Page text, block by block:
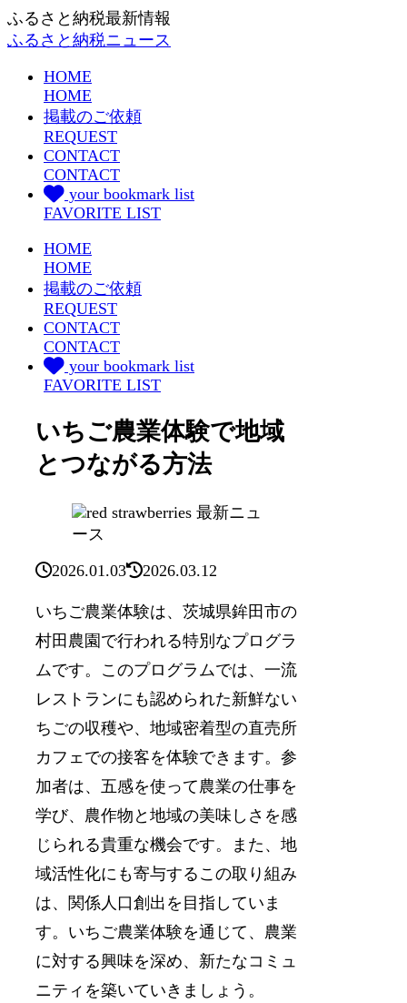
ふるさと納税最新情報
ふるさと納税ニュース
HOME
HOME
掲載のご依頼
REQUEST
CONTACT
CONTACT
your bookmark list
FAVORITE LIST
HOME
HOME
掲載のご依頼
REQUEST
CONTACT
CONTACT
your bookmark list
FAVORITE LIST
いちご農業体験で地域
とつながる方法
最新ニュ
ース
2026.01.03
2026.03.12
いちご農業体験は、茨城県鉾田市の
村田農園で行われる特別なプログラ
ムです。このプログラムでは、一流
レストランにも認められた新鮮ない
ちごの収穫や、地域密着型の直売所
カフェでの接客を体験できます。参
加者は、五感を使って農業の仕事を
学び、農作物と地域の美味しさを感
じられる貴重な機会です。また、地
域活性化にも寄与するこの取り組み
は、関係人口創出を目指していま
す。いちご農業体験を通じて、農業
に対する興味を深め、新たなコミュ
ニティを築いていきましょう。